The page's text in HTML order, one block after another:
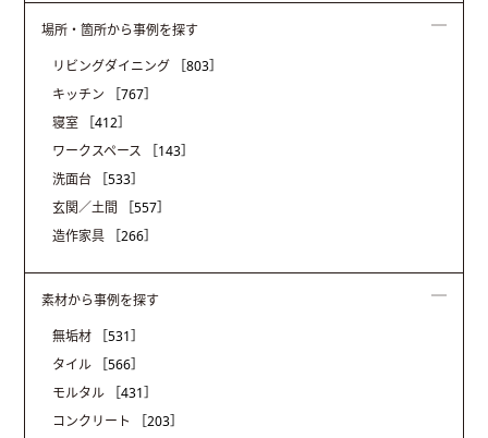
場所・箇所から事例を探す
リビングダイニング
［803］
キッチン
［767］
寝室
［412］
ワークスペース
［143］
洗面台
［533］
玄関／土間
［557］
造作家具
［266］
素材から事例を探す
無垢材
［531］
タイル
［566］
モルタル
［431］
コンクリート
［203］